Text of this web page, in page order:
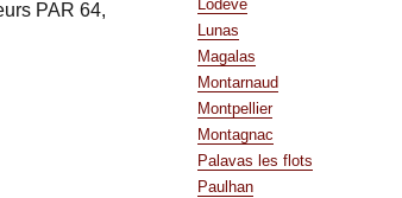
PAR 64,
Lodève
Lunas
Magalas
Montarnaud
Montpellier
Montagnac
Palavas les flots
Paulhan